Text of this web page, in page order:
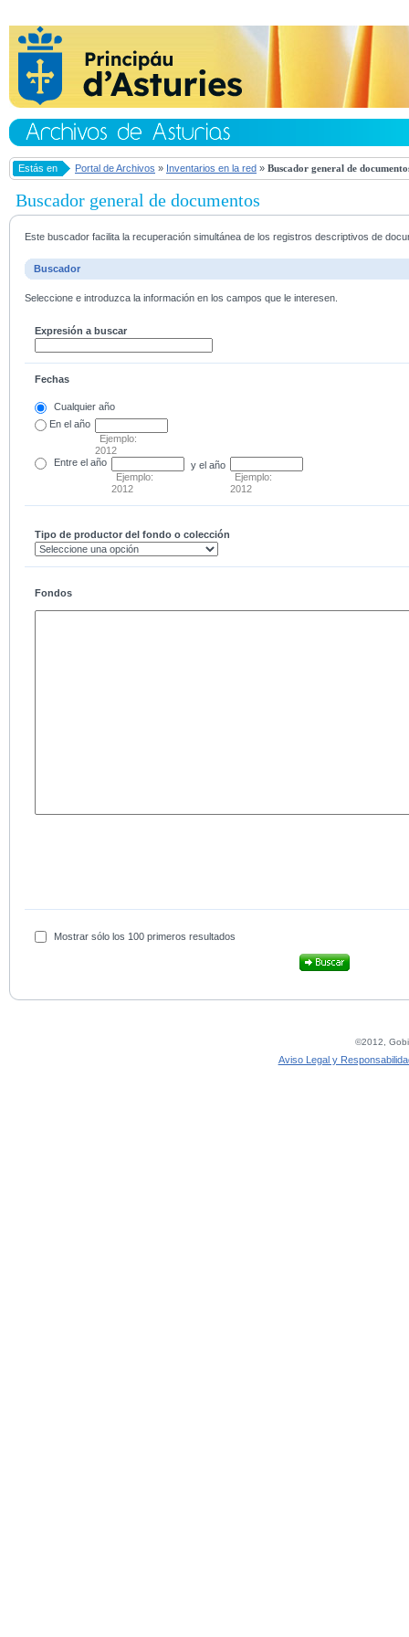
Estás en Portal de Archivos » Inventarios en la red » Buscador general de
Buscador general de documentos
Este buscador facilita la recuperación simultánea de los registros descriptivos de
Buscador
Seleccione e introduzca la información en los campos que le interesen.
Expresión a buscar
Fechas
Cualquier año
En el año
Ejemplo:
2012
Entre el año
Ejemplo:
2012
y el año
Ejemplo:
2012
Tipo de productor del fondo o colección
Fondos
Mostrar sólo los 100 primeros resultados
©2012,
Aviso Legal y